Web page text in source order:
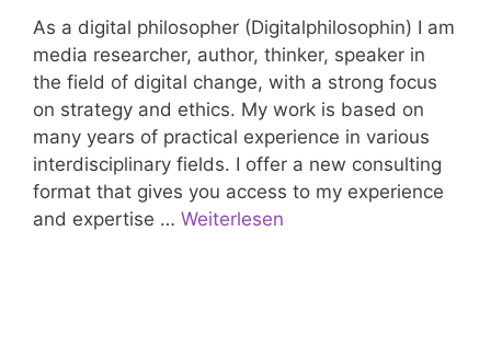
As a digital philosopher (Digitalphilosophin) I am
media researcher, author, thinker, speaker in
the field of digital change, with a strong focus
on strategy and ethics. My work is based on
many years of practical experience in various
interdisciplinary fields. I offer a new consulting
format that gives you access to my experience
and expertise … Weiterlesen